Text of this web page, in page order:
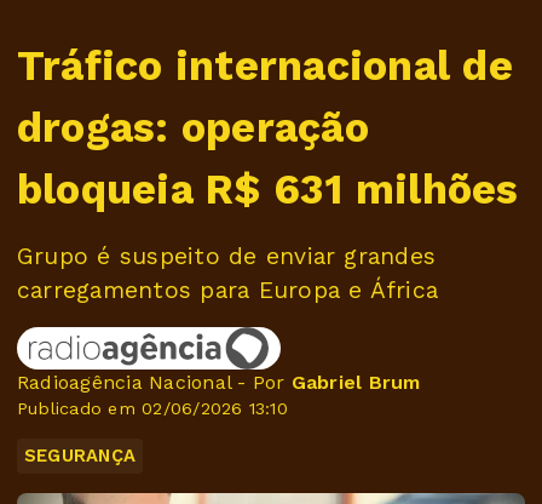
Tráfico internacional de
drogas: operação
bloqueia R$ 631 milhões
Grupo é suspeito de enviar grandes
carregamentos para Europa e África
Radioagência Nacional - Por Gabriel Brum
Publicado em 02/06/2026 13:10
SEGURANÇA